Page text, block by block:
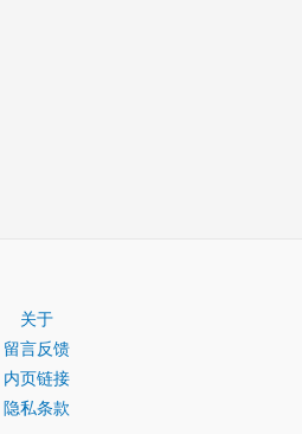
关于
留言反馈
内页链接
隐私条款